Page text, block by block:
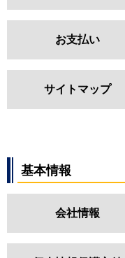
お支払い
サイトマップ
基本情報
会社情報